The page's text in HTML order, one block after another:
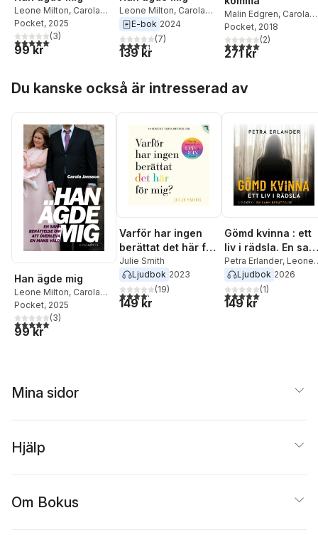
Leone Milton, Carola
Jansson
Pocket, 2025
5,0utav 5 stjärnor. Totalt antal röster:
(3)
99 kr
Leone Milton, Carola
Jansson
E-bok 2024
4,3utav 5 stjärnor. Totalt antal röster:
(7)
139 kr
Malin Edgren, Carola
Jansson,Joakim Rolf
Lina Österman
Fryke,Tommy Bodén
Pocket, 2018
5,0utav 5 stjärnor.
(2)
271 kr
Du kanske också är intresserad av
Han ägde mig
Leone Milton, Carola
Jansson
Pocket, 2025
5,0utav 5 stjärnor. Totalt antal röster:
(3)
99 kr
Varför har ingen
berättat det här för
mig?
Julie Smith
Ljudbok 2023
4,2utav 5 stjärnor. Totalt antal röster:
(19)
149 kr
Gömd kvinna : ett
liv i rädsla. En
berättelse
Petra Erlander, Leone
MiltonLjudbok 2026
5,0utav 5 stjärnor.
(1)
149 kr
Mina sidor
Hjälp
Om Bokus